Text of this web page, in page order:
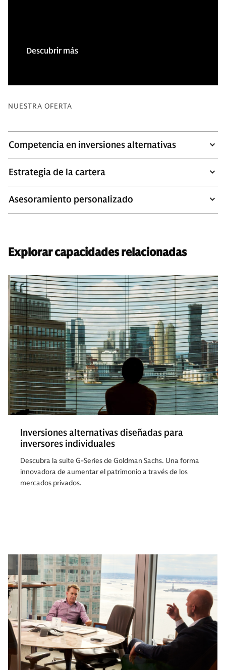
Descubrir más
NUESTRA OFERTA
Competencia en inversiones alternativas
Estrategia de la cartera
Asesoramiento personalizado
Explorar capacidades relacionadas
Inversiones alternativas diseñadas para
inversores individuales
Descubra la suite G-Series de Goldman Sachs. Una forma
innovadora de aumentar el patrimonio a través de los
mercados privados.